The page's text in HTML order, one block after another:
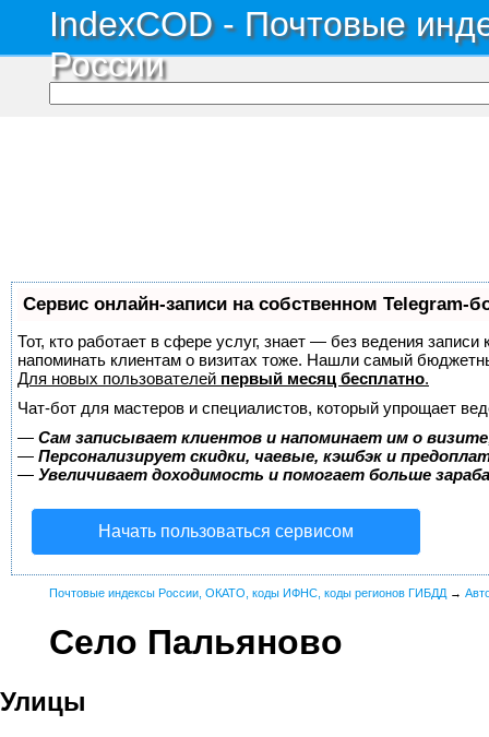
IndexCOD - Почтовые
России
Сервис онлайн-записи на собственном Telegram-
Тот, кто работает в сфере услуг, знает — без ведения
напоминать клиентам о визитах тоже. Нашли самый
Для новых пользователей первый месяц бесплатно.
Чат-бот для мастеров и специалистов, который упрощает
— Сам записывает клиентов и напоминает им о
— Персонализирует скидки, чаевые, кэшбэк и
— Увеличивает доходимость и помогает больше
Начать пользоваться сервисом
Почтовые индексы России, ОКАТО, коды ИФНС, коды регионов ГИБДД →
Село Пальяново
Улицы